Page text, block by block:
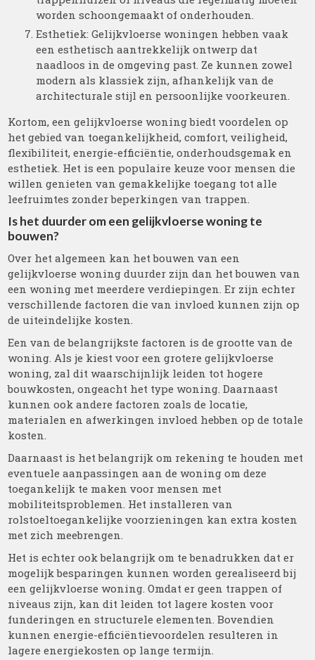
worden schoongemaakt of onderhouden.
Esthetiek: Gelijkvloerse woningen hebben vaak
een esthetisch aantrekkelijk ontwerp dat
naadloos in de omgeving past. Ze kunnen zowel
modern als klassiek zijn, afhankelijk van de
architecturale stijl en persoonlijke voorkeuren.
Kortom, een gelijkvloerse woning biedt voordelen op
het gebied van toegankelijkheid, comfort, veiligheid,
flexibiliteit, energie-efficiëntie, onderhoudsgemak en
esthetiek. Het is een populaire keuze voor mensen die
willen genieten van gemakkelijke toegang tot alle
leefruimtes zonder beperkingen van trappen.
Is het duurder om een ​​gelijkvloerse woning te
bouwen?
Over het algemeen kan het bouwen van een
gelijkvloerse woning duurder zijn dan het bouwen van
een woning met meerdere verdiepingen. Er zijn echter
verschillende factoren die van invloed kunnen zijn op
de uiteindelijke kosten.
Een van de belangrijkste factoren is de grootte van de
woning. Als je kiest voor een grotere gelijkvloerse
woning, zal dit waarschijnlijk leiden tot hogere
bouwkosten, ongeacht het type woning. Daarnaast
kunnen ook andere factoren zoals de locatie,
materialen en afwerkingen invloed hebben op de totale
kosten.
Daarnaast is het belangrijk om rekening te houden met
eventuele aanpassingen aan de woning om deze
toegankelijk te maken voor mensen met
mobiliteitsproblemen. Het installeren van
rolstoeltoegankelijke voorzieningen kan extra kosten
met zich meebrengen.
Het is echter ook belangrijk om te benadrukken dat er
mogelijk besparingen kunnen worden gerealiseerd bij
een gelijkvloerse woning. Omdat er geen trappen of
niveaus zijn, kan dit leiden tot lagere kosten voor
funderingen en structurele elementen. Bovendien
kunnen energie-efficiëntievoordelen resulteren in
lagere energiekosten op lange termijn.